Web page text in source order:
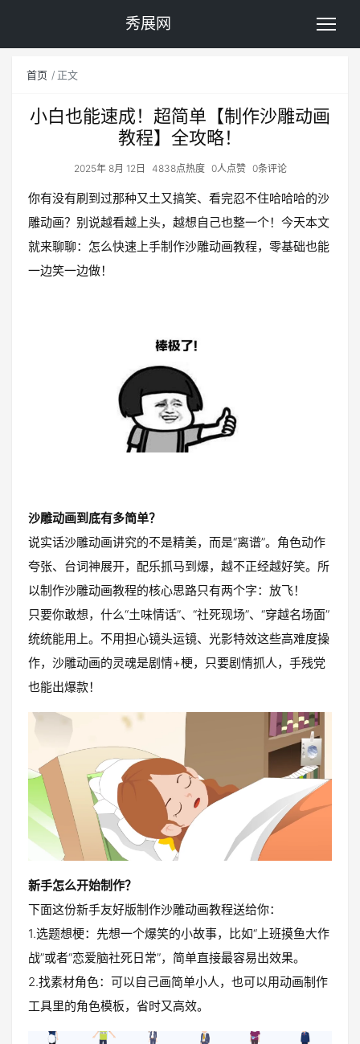
秀展网
首页 正文
小白也能速成！超简单【制作沙雕动画
教程】全攻略！
2025年 8月 12日 4838点热度 0人点赞 0条评论
你有没有刷到过那种又土又搞笑、看完忍不住哈哈哈的沙
雕动画？别说越看越上头，越想自己也整一个！今天本文
就来聊聊：怎么快速上手制作沙雕动画教程，零基础也能
一边笑一边做！
沙雕动画到底有多简单？
说实话沙雕动画讲究的不是精美，而是“离谱”。角色动作
夸张、台词神展开，配乐抓马到爆，越不正经越好笑。所
以制作沙雕动画教程的核心思路只有两个字：放飞！
只要你敢想，什么“土味情话”、“社死现场”、“穿越名场面”
统统能用上。不用担心镜头运镜、光影特效这些高难度操
作，沙雕动画的灵魂是剧情+梗，只要剧情抓人，手残党
也能出爆款！
新手怎么开始制作？
下面这份新手友好版制作沙雕动画教程送给你：
1.选题想梗：先想一个爆笑的小故事，比如“上班摸鱼大作
战”或者“恋爱脑社死日常”，简单直接最容易出效果。
2.找素材角色：可以自己画简单小人，也可以用动画制作
工具里的角色模板，省时又高效。